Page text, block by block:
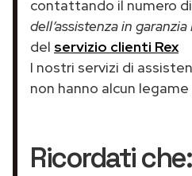
contattando il numero
dell’assistenza in garanzia
del servizio clienti Rex
I nostri servizi di
non hanno alcun
Ricordati che: